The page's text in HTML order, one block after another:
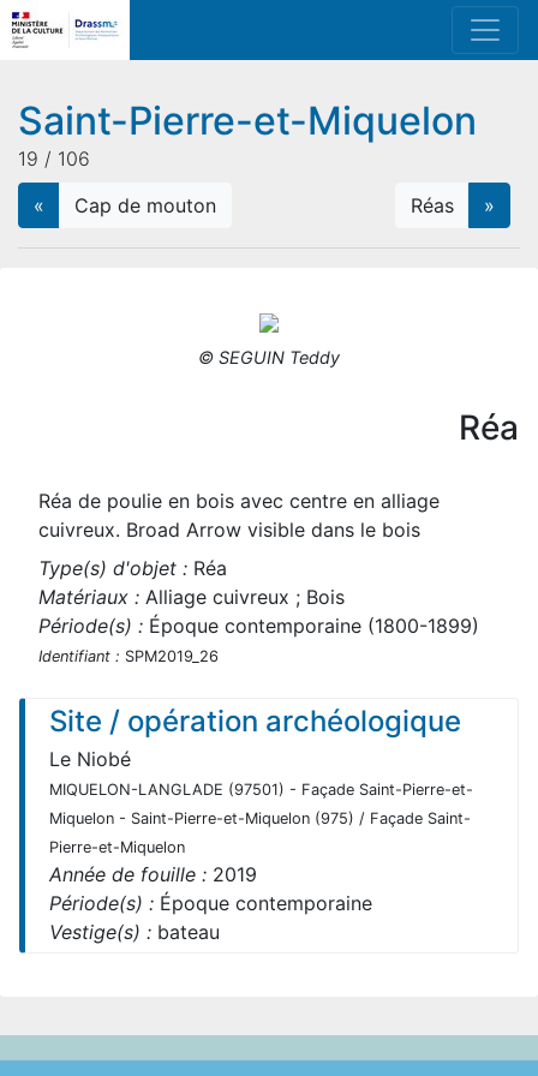
Saint-Pierre-et-Miquelon
19 / 106
«
Cap de mouton Réas »
© SEGUIN Teddy
Réa
Réa de poulie en bois avec centre en alliage
cuivreux. Broad Arrow visible dans le bois
Type(s) d'objet : Réa
Matériaux : Alliage cuivreux ; Bois
Période(s) : Époque contemporaine (1800-1899)
Identifiant : SPM2019_26
Site / opération archéologique
Le Niobé
MIQUELON-LANGLADE (97501) - Façade Saint-Pierre-et-
Miquelon - Saint-Pierre-et-Miquelon (975) / Façade Saint-
Pierre-et-Miquelon
Année de fouille : 2019
Période(s) : Époque contemporaine
Vestige(s) : bateau